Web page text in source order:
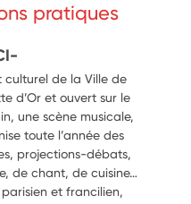
pratiques
culturel de la Ville de
d’Or et ouvert sur le
une scène musicale,
toute l’année des
projections-débats,
de chant, de cuisine…
et francilien,